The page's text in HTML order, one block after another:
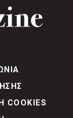
COOKIES